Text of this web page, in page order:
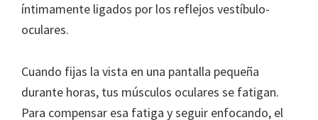
íntimamente ligados por los reflejos vestíbulo-
oculares.
Cuando fijas la vista en una pantalla pequeña
durante horas, tus músculos oculares se fatigan.
Para compensar esa fatiga y seguir enfocando, el